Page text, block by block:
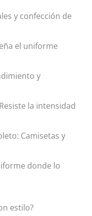
y confección de
el uniforme
y
la intensidad
Camisetas y
donde lo
estilo?